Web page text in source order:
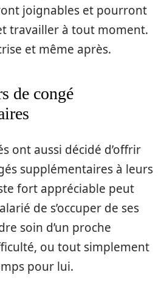
joignables et pourront
travailler à tout moment.
et même après.
de congé
ont aussi décidé d’offrir
supplémentaires à leurs
fort appréciable peut
de s’occuper de ses
soin d’un proche
ou tout simplement
pour lui.